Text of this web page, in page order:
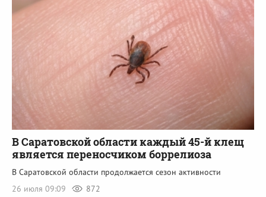
В Саратовской области каждый 45-й клещ
является переносчиком боррелиоза
В Саратовской области продолжается сезон активности
26 июля 09:09
872